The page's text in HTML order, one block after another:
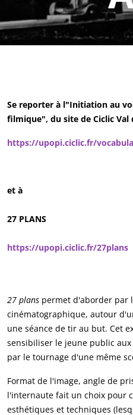
Se reporter à l"Initiation au
filmique", du site de Ciclic Val
https://upopi.ciclic.fr/
et à
27 PLANS
https://upopi.ciclic.fr/27plans
27 plans permet d'aborder par
cinématographique, autour
une séance de tir au but. Cet
sensibiliser le jeune public
par le tournage d'une même
Format de l'image, angle de
l'internaute fait un choix pour
esthétiques et techniques